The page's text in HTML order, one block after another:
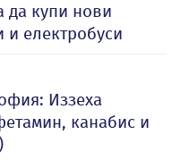
да купи нови
и електробуси
Иззеха
канабис и